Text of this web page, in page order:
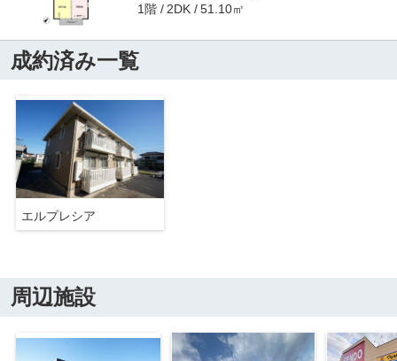
1階 2DK 51.10㎡
成約済み一覧
エルプレシア
周辺施設